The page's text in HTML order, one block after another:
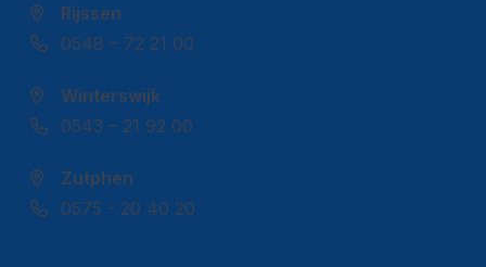
Rijssen
0548 – 72 21 00
Winterswijk
0543 – 21 92 00
Zutphen
0575 - 20 40 20